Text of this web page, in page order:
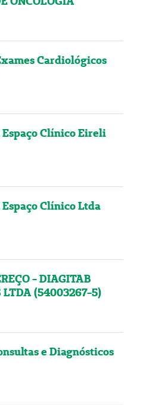
Cardiológicos
Clínico Eireli
Clínico Ltda
- DIAGITAB
LTDA (54003267-5)
e Diagnósticos